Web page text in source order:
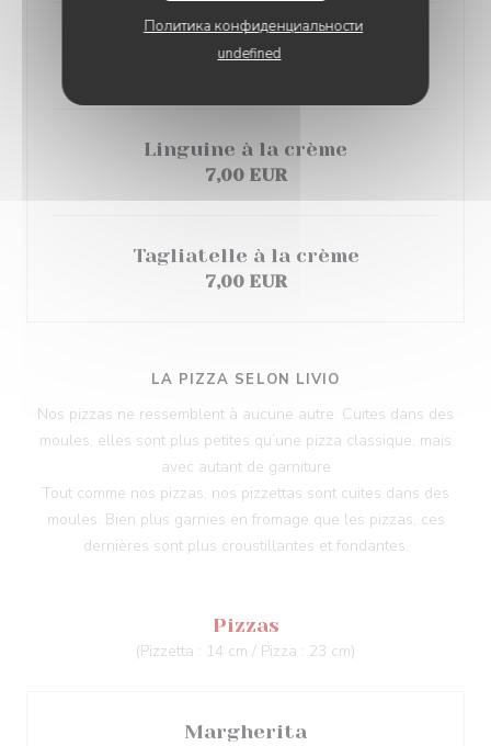
Политика конфиденциальности
undefined
Pommes de terre grenailles rôties
Linguine à la crème
7,00 EUR
Tagliatelle à la crème
7,00 EUR
LA PIZZA SELON LIVIO
Nos pizzas ne ressemblent à aucune autre. Cuites dans des
moules, elles sont plus petites qu’une pizza classique, mais
avec autant de garniture
Tout comme nos pizzas, nos pizzettas sont cuites dans des
moules. Bien plus garnies en fromage que les pizzas, ces
dernières sont plus croustillantes et fondantes.
Pizzas
(Pizzetta : 14 cm / Pizza : 23 cm)
Margherita